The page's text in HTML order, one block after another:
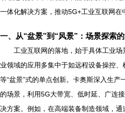
一体化解决方案，推动5G+工业互联网在
一、从“盆景”到“风景”：场景探索
工业互联网的落地，始于具体工业
业领域的应用多集中于如远程设备操控
等“盆景”式的单点创新。卡奥斯深入生产
的场景，利用5G大带宽、低时延、广连
决方案。例如，在高端装备制造领域，